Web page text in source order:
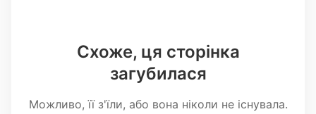
Схоже, ця сторінка
загубилася
Можливо, її з'їли, або вона ніколи не існувала.